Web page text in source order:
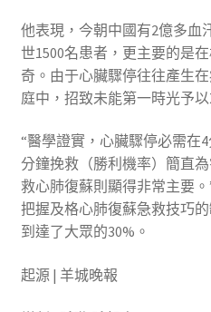
他表現，今朝中國有2億多血
世1500名患者，更主要的是
奇。由于心臟驟停往往產生
庭中，招致未能第一時光予以
“醫學證實，心臟驟停必需在
分鐘挽救（勝利機率）簡直
救心肺復蘇則顯得非常主要
把握及格心肺復蘇急救技巧
到達了大眾的30%。
起源 | 羊城晚報